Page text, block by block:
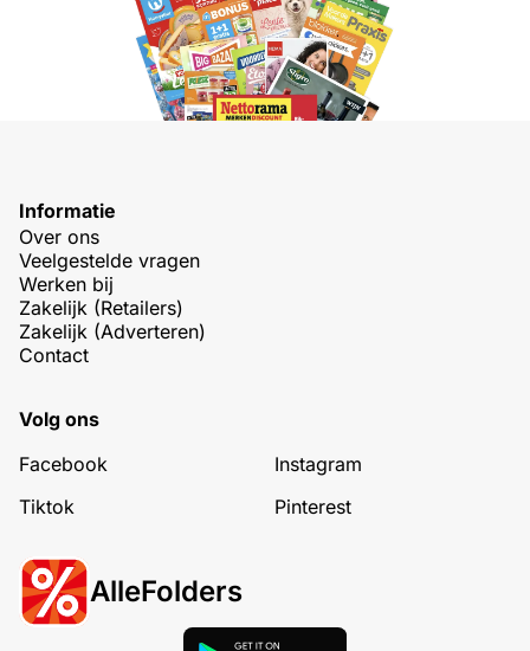
Informatie
Over ons
Veelgestelde vragen
Werken bij
Zakelijk (Retailers)
Zakelijk (Adverteren)
Contact
Volg ons
Facebook
Instagram
Tiktok
Pinterest
AlleFolders